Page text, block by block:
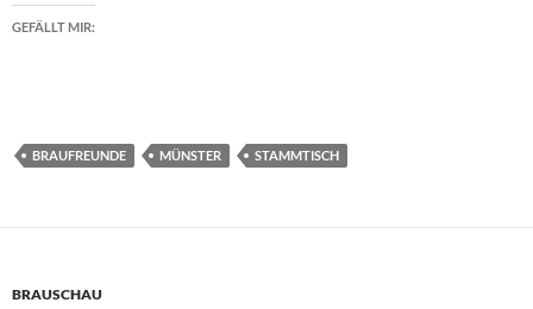
GEFÄLLT MIR:
BRAUFREUNDE MÜNSTER STAMMTISCH
BRAUSCHAU